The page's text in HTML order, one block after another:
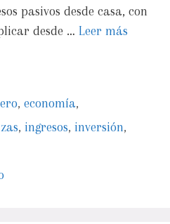
pasivos desde casa, con
desde … Leer más
,economía,
, ingresos, inversión,